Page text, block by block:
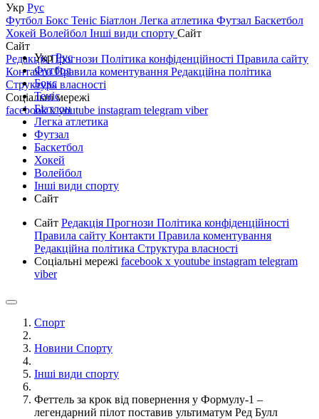
Укр Рус
Футбол Бокс Теніс Біатлон Легка атлетика Футзал Баскетбол
Хокей Волейбол Інші види спорту Сайт
Сайт
РедакціяПрогнози Політика конфіденційності Правила сайту
КонтактиПравила коментування Редакційна політика
Структура власності
Соціальні мережі
facebookxyoutube instagram telegram viber
УкрРус
Футбол
Бокс
Теніс
Біатлон
Легка атлетика
Футзал
Баскетбол
Хокей
Волейбол
Інші види спорту
Сайт
Сайт Редакція Прогнози Політика конфіденційності
Правила сайту Контакти Правила коментування
Редакційна політика Структура власності
Соціальні мережі facebook x youtube instagram telegram
viber
Спорт
Новини Спорту
Інші види спорту
Феттель за крок від повернення у Формулу-1 –
легендарний пілот поставив ультиматум Ред Булл